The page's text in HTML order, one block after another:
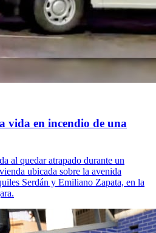
vida en incendio de una
al quedar atrapado durante un
ubicada sobre la avenida
Serdán y Emiliano Zapata, en la